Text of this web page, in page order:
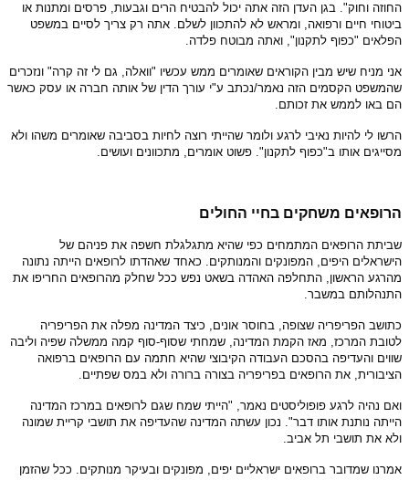
החוזה וחוק". בגן העדן הזה אתה יכול להבטיח הרים וגבעות, פרסים ומתנות או
ביטוחי חיים ורפואה, ומראש לא להתכוון לשלם. אתה רק צריך לסיים במשפט
הפלאים "כפוף לתקנון", ואתה מבוטח פלדה.
אני מניח שיש מבין הקוראים שאומרים ממש עכשיו "וואלה, גם לי זה קרה" ונזכרים
שהמשפט הקסמים הזה נאמר/נכתב ע"י עורך הדין של אותה חברה או עסק כאשר
הם באו לממש את זכותם.
הרשו לי להיות נאיבי לרגע ולומר שהייתי רוצה לחיות בסביבה שאומרים משהו ולא
מסייגים אותו ב"כפוף לתקנון". פשוט אומרים, מתכוונים ועושים.
הרופאים משחקים בחיי החולים
שביתת הרופאים המתמחים כפי שהיא מתגלגלת חשפה את פניהם של
הישראלים היפים, המפונקים והמנותקים. כאחד שאהדתו לרופאים הייתה נתונה
מהרגע הראשון, התחלפה האהדה בשאט נפש ככל שחלק מהרופאים החריפו את
התנהלותם במשבר.
כתושב הפריפריה שצופה, בחוסר אונים, כיצד המדינה מפלה את הפריפריה
לטובת המרכז, מאז הקמת המדינה, שמחתי שסוף-סוף קמה ממשלה שפיה וליבה
שווים והעדיפה בהסכם העבודה הקיבוצי שהיא חתמה עם הרופאים ברפואה
הציבורית, את הרופאים בפריפריה בצורה ברורה ולא במס שפתיים.
ואם נהיה לרגע פופוליסטים נאמר, "הייתי שמח שגם לרופאים במרכז המדינה
הייתה נותנת אותו דבר". נכון עשתה המדינה שהעדיפה את תושבי קריית שמונה
ולא את תושבי תל אביב.
אמרנו שמדובר ברופאים ישראליים יפים, מפונקים ובעיקר מנותקים. ככל שהזמן